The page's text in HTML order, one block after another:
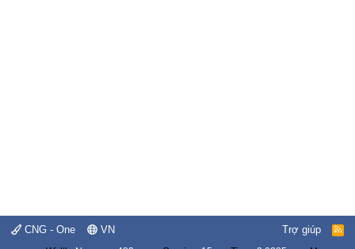
CNG - One VN Trợ giúp
R